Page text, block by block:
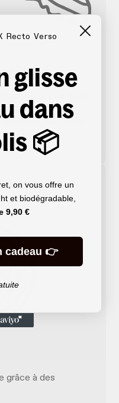
Matériel
choisir, utiliser et
entretenir tout votre
matériel
grâce à des
Recto Verso
glisse
dans
📦
on vous offre un
et biodégradable,
9,90 €
cadeau 👉